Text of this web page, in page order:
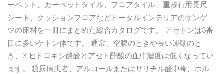
ーペット、カーペットタイル、フロアタイル、重歩行用長尺
シート、クッションフロアなどトータルインテリアのサンゲ
ツの床材を一冊にまとめた総合カタログです。 アセトンは3番
目に多いケトン体です。 通常、空腹のときや長い運動のと
き、β-ヒドロキシ酪酸とアセト酢酸の血中濃度は低くなってい
ます。 糖尿病患者、アルコールまたはサリチル酸中毒、ホル